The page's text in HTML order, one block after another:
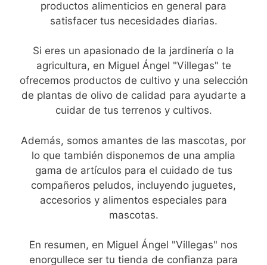
productos alimenticios en general para
satisfacer tus necesidades diarias.
Si eres un apasionado de la jardinería o la
agricultura, en Miguel Ángel "Villegas" te
ofrecemos productos de cultivo y una selección
de plantas de olivo de calidad para ayudarte a
cuidar de tus terrenos y cultivos.
Además, somos amantes de las mascotas, por
lo que también disponemos de una amplia
gama de artículos para el cuidado de tus
compañeros peludos, incluyendo juguetes,
accesorios y alimentos especiales para
mascotas.
En resumen, en Miguel Ángel "Villegas" nos
enorgullece ser tu tienda de confianza para